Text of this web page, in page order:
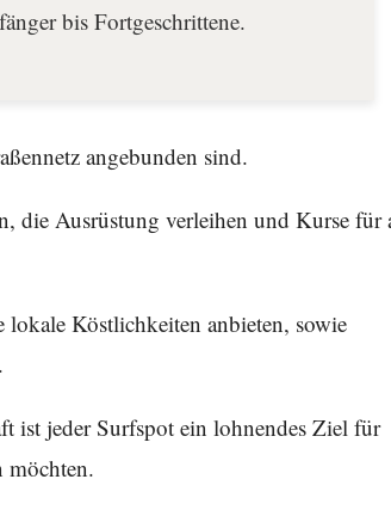
bis Fortgeschrittene.
angebunden sind.
die Ausrüstung verleihen und Kurse für
lokale Köstlichkeiten anbieten, sowie
ist jeder Surfspot ein lohnendes Ziel für
möchten.